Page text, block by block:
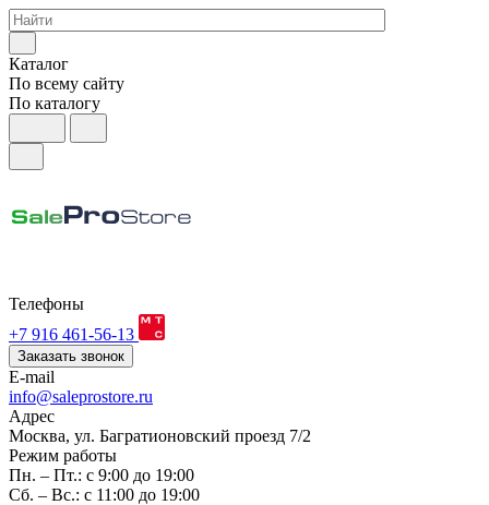
Каталог
По всему сайту
По каталогу
Телефоны
+7 916 461-56-13
Заказать звонок
E-mail
info@saleprostore.ru
Адрес
Москва, ул. Багратионовский проезд 7/2
Режим работы
Пн. – Пт.: с 9:00 до 19:00
Сб. – Вс.: с 11:00 до 19:00